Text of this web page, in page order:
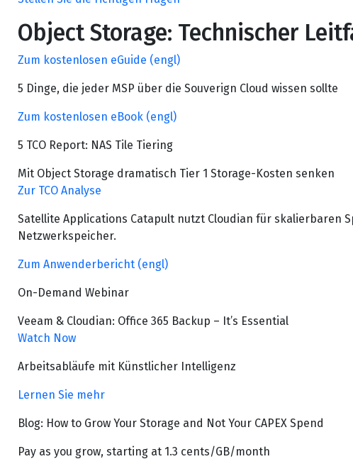
Object Storage: Technischer
Zum kostenlosen eGuide (engl)
5 Dinge, die jeder MSP über die Souverign Cloud wissen sollte
Zum kostenlosen eBook (engl)
5 TCO Report: NAS Tile Tiering
Mit Object Storage dramatisch Tier 1 Storage-Kosten senken
Zur TCO Analyse
Satellite Applications Catapult nutzt Cloudian für skalierbaren
Netzwerkspeicher.
Zum Anwenderbericht (engl)
On-Demand Webinar
Veeam & Cloudian: Office 365 Backup – It’s Essential
Watch Now
Arbeitsabläufe mit Künstlicher Intelligenz
Lernen Sie mehr
Blog: How to Grow Your Storage and Not Your CAPEX Spend
Pay as you grow, starting at 1.3 cents/GB/month